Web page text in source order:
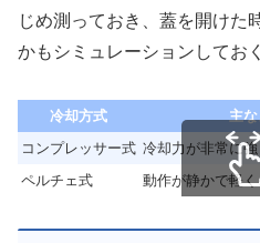
じめ測っておき、蓋を開けた
かもシミュレーションしてお
冷却方式 主
コンプレッサー式 冷却力が非常に強
ペルチェ式
動作が静かで軽く